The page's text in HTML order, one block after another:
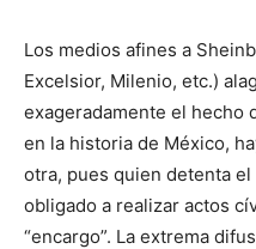
Los medios afines a
Excelsior, Milenio, etc.)
exageradamente el hecho
en la historia de México,
otra, pues quien detenta
obligado a realizar actos
“encargo”. La extrema